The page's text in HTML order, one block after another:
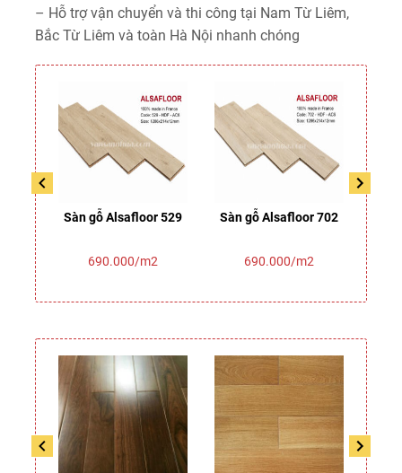
– Hỗ trợ vận chuyển và thi công tại Nam Từ Liêm,
Bắc Từ Liêm và toàn Hà Nội nhanh chóng
Sàn gỗ Alsafloor 529
690.000/m2
Sàn gỗ Alsafloor 702
690.000/m2